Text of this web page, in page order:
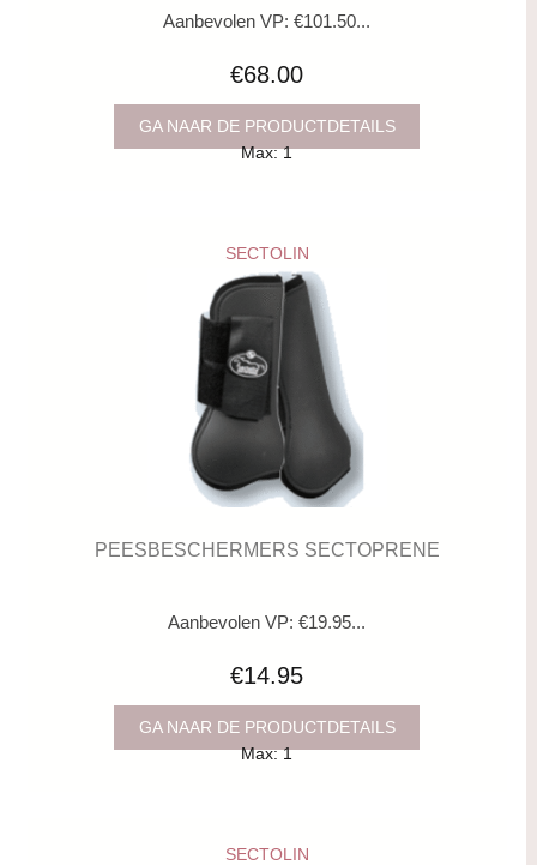
Aanbevolen VP: €101.50...
€68.00
GA NAAR DE PRODUCTDETAILS
Max: 1
SECTOLIN
PEESBESCHERMERS SECTOPRENE
Aanbevolen VP: €19.95...
€14.95
GA NAAR DE PRODUCTDETAILS
Max: 1
SECTOLIN